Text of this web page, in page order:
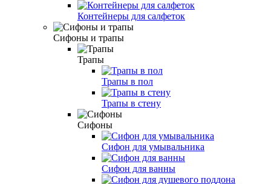
Контейнеры для салфеток
Сифоны и трапы
Трапы
Трапы в пол
Трапы в стену
Сифоны
Сифон для умывальника
Сифон для ванны